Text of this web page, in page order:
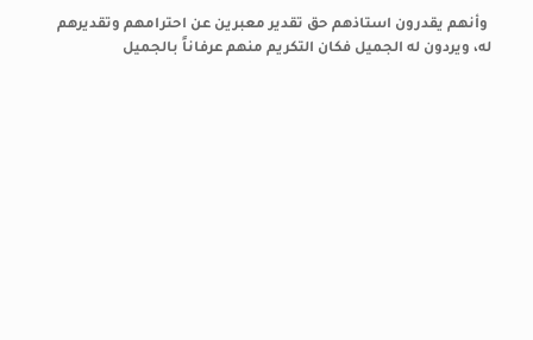
وأنهم يقدرون استاذهم حق تقدير معبرين عن احترامهم وتقديرهم
له، ويردون له الجميل فكان التكريم منهم عرفاناً بالجميل